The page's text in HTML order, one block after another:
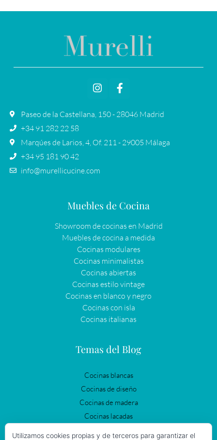
Paseo de la Castellana, 150 - 28046 Madrid
+34 91 282 22 58
Marqúes de Larios, 4, Of. 211 - 29005 Málaga
+34 95 181 90 42
info@murellicucine.com
Muebles de Cocina
Showroom de cocinas en Madrid
Muebles de cocina a medida
Cocinas modulares
Cocinas minimalistas
Cocinas abiertas
Cocinas estilo vintage
Cocinas en blanco y negro
Cocinas con isla
Cocinas italianas
Temas del Blog
Cocinas blancas
Cocinas de diseño
Cocinas de madera
Cocinas lacadas
Utilizamos cookies propias y de terceros para garantizar el